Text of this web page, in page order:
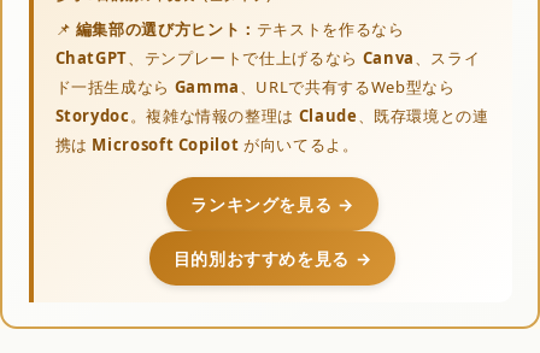
📌 編集部の選び方ヒント： テキストを作るなら
ChatGPT 、テンプレートで仕上げるなら Canva 、スライ
ド一括生成なら Gamma
、URLで共有するWeb型なら
Storydoc。複雑な情報の整理は Claude 、既存環境との連
携は Microsoft Copilot が向いてるよ。
ランキングを見る →
目的別おすすめを見る →